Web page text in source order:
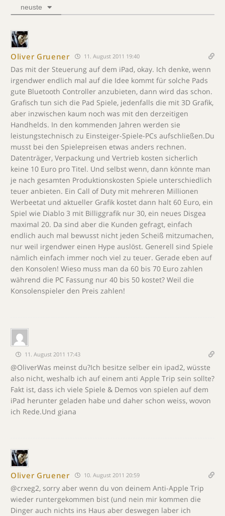
neuste
Oliver Gruener 11. August 2011 19:40
Das mit der Steuerung auf dem iPad, okay. Ich denke, wenn
irgendwer endlich mal auf die Idee kommt für solche Pads
gute Bluetooth Controller anzubieten, dann wird das schon.
Grafisch tun sich die Pad Spiele, jedenfalls die mit 3D Grafik,
aber inzwischen kaum noch was mit den derzeitigen
Handhelds. In den kommenden Jahren werden sie
leistungstechnisch zu Einsteiger-Spiele-PCs aufschließen.Du
musst bei den Spielepreisen etwas anders rechnen.
Datenträger, Verpackung und Vertrieb kosten sicherlich
keine 10 Euro pro Titel. Und selbst wenn, dann könnte man
je nach gesamten Produktionskosten Spiele unterschiedlich
teuer anbieten. Ein Call of Duty mit mehreren Millionen
Werbeetat und aktueller Grafik kostet dann halt 60 Euro, ein
Spiel wie Diablo 3 mit Billiggrafik nur 30, ein neues Disgea
maximal 20. Da sind aber die Kunden gefragt, einfach
endlich auch mal bewusst nicht jeden Scheiß mitzumachen,
nur weil irgendwer einen Hype auslöst. Generell sind Spiele
nämlich einfach immer noch viel zu teuer. Gerade eben auf
den Konsolen! Wieso muss man da 60 bis 70 Euro zahlen
während die PC Fassung nur 40 bis 50 kostet? Weil die
Konsolenspieler den Preis zahlen!
11. August 2011 17:43
@OliverWas meinst du?Ich besitze selber ein ipad2, wüsste
also nicht, weshalb ich auf einem anti Apple Trip sein sollte?
Fakt ist, dass ich viele Spiele & Demos von spielen auf dem
iPad herunter geladen habe und daher schon weiss, wovon
ich Rede.Und giana
Oliver Gruener 10. August 2011 20:59
@crxeg2, sorry aber wenn du von deinem Anti-Apple Trip
wieder runtergekommen bist (und nein mir kommen die
Dinger auch nichts ins Haus aber deswegen laber ich